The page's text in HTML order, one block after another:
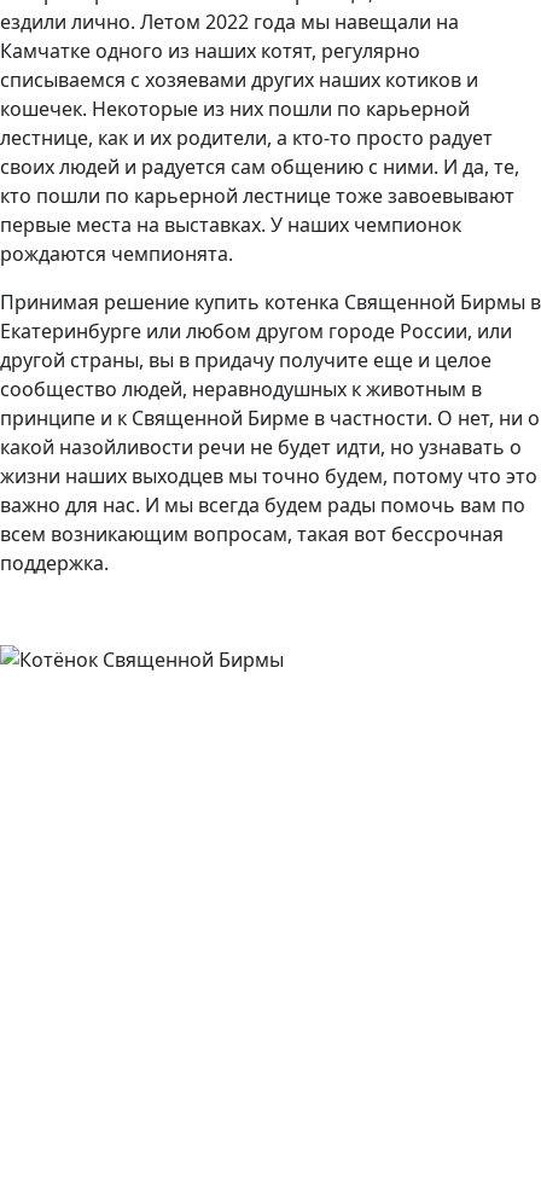
ездили лично. Летом 2022 года мы навещали на
Камчатке одного из наших котят, регулярно
списываемся с хозяевами других наших котиков и
кошечек. Некоторые из них пошли по карьерной
лестнице, как и их родители, а кто-то просто радует
своих людей и радуется сам общению с ними. И да, те,
кто пошли по карьерной лестнице тоже завоевывают
первые места на выставках. У наших чемпионок
рождаются чемпионята.
Принимая решение купить котенка Священной Бирмы в
Екатеринбурге или любом другом городе России, или
другой страны, вы в придачу получите еще и целое
сообщество людей, неравнодушных к животным в
принципе и к Священной Бирме в частности. О нет, ни о
какой назойливости речи не будет идти, но узнавать о
жизни наших выходцев мы точно будем, потому что это
важно для нас. И мы всегда будем рады помочь вам по
всем возникающим вопросам, такая вот бессрочная
поддержка.